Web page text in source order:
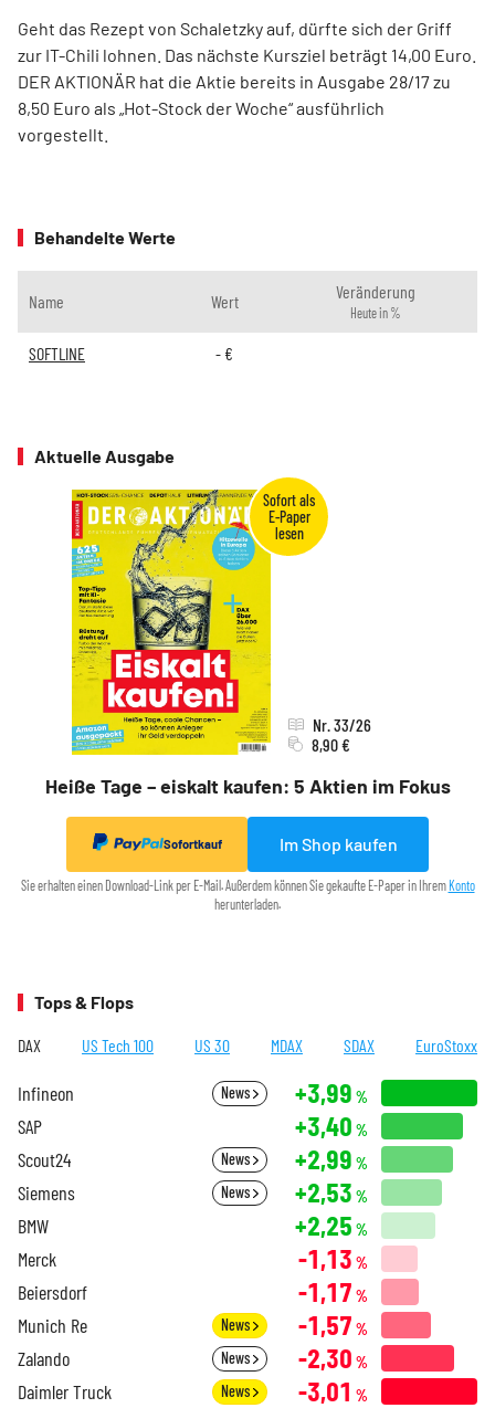
Geht das Rezept von Schaletzky auf, dürfte sich der Griff
zur IT-Chili lohnen. Das nächste Kursziel beträgt 14,00 Euro.
DER AKTIONÄR hat die Aktie bereits in Ausgabe 28/17 zu
8,50 Euro als „Hot-Stock der Woche“ ausführlich
vorgestellt.
Behandelte Werte
Name Wert Veränderung
Heute in %
SOFTLINE - €
Aktuelle Ausgabe
Heiße Tage – eiskalt kaufen: 5 Aktien im Fokus
Nr. 33/26
8,90 €
Sofortkauf Im Shop kaufen
Sie erhalten einen Download-Link per E-Mail. Außerdem können Sie gekaufte E-Paper in IhremKonto
herunterladen.
Tops & Flops
DAX US Tech 100 US 30 MDAX SDAX EuroStoxx
Infineon News +3,99 %
SAP +3,40 %
Scout24 News +2,99 %
Siemens News +2,53 %
BMW +2,25 %
Merck -1,13 %
Beiersdorf -1,17 %
Munich Re News -1,57 %
Zalando News -2,30 %
Daimler Truck News -3,01 %